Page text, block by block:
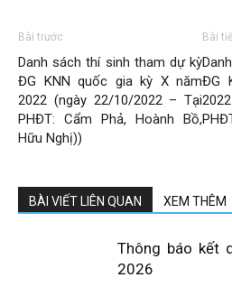
Bài trước
Danh sách thí sinh tham dự kỳ
ĐG KNN quốc gia kỳ X năm
2022 (ngày 22/10/2022 – Tại
PHĐT: Cẩm Phả, Hoành Bồ,
Hữu Nghị))
Bài
ĐG
BÀI VIẾT LIÊN QUAN XEM THÊM
Thông báo kết
2026